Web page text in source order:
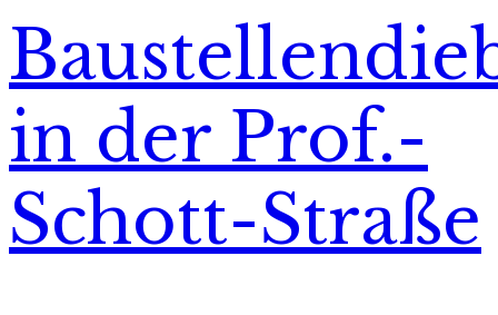
in der Prof.-
Schott-Straße